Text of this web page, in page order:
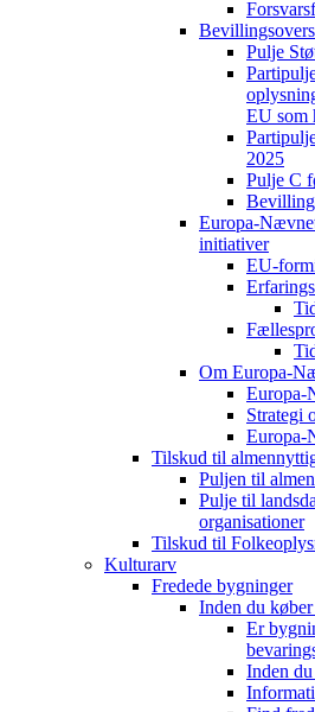
Pulje
EU som
2025
Pulje C
Europa-
initiativer
EU-
Om Europa-
Europa-
Strategi
Europa-
Tilskud til
Puljen til
Pulje til
organisationer
Tilskud til
Kulturarv
Fredede bygninger
Inden du
Er
Inden